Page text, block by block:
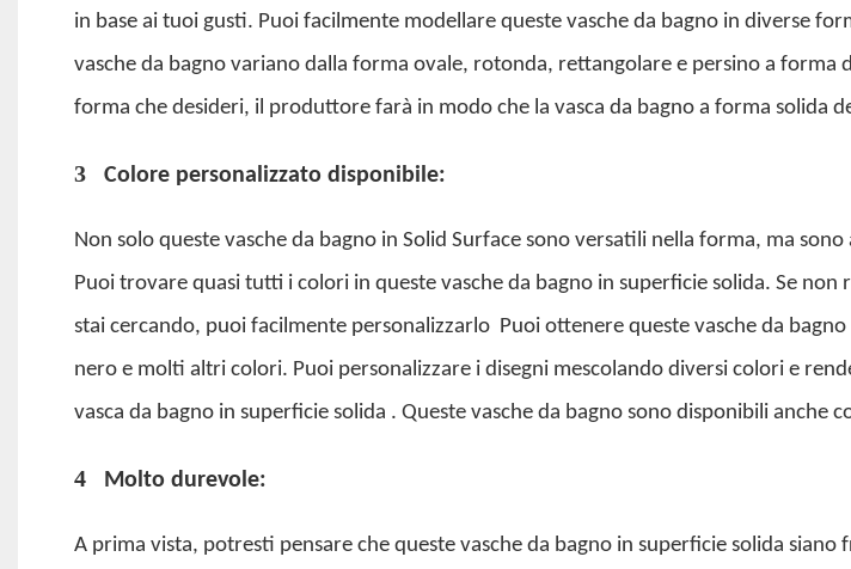
in base ai tuoi gusti. Puoi facilmente modellare queste vasche da bagno in diverse
vasche da bagno variano dalla forma ovale, rotonda, rettangolare e persino a forma
forma che desideri, il produttore farà in modo che la vasca da bagno a forma solida
3 Colore personalizzato disponibile:
Non solo queste vasche da bagno in Solid Surface sono versatili nella forma, ma
Puoi trovare quasi tutti i colori in queste vasche da bagno in superficie solida. Se non
stai cercando, puoi facilmente personalizzarlo Puoi ottenere queste vasche da
nero e molti altri colori. Puoi personalizzare i disegni mescolando diversi colori e
vasca da bagno in superficie solida . Queste vasche da bagno sono disponibili anche
4 Molto durevole:
A prima vista, potresti pensare che queste vasche da bagno in superficie solida siano